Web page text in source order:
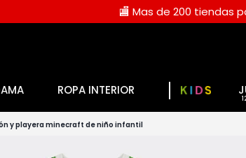
🏬 Mas de 200 tiendas
ROPA INTERIOR
y playera minecraft de niño infantil